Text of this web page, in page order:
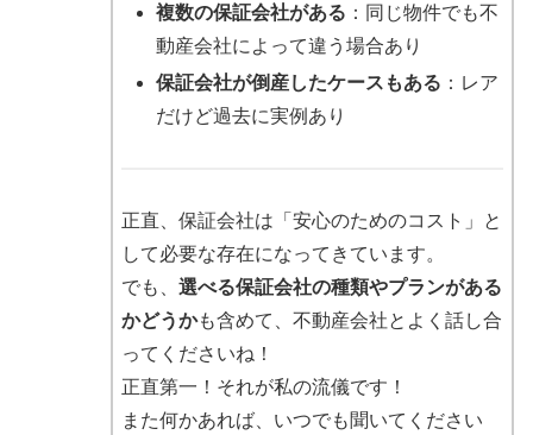
複数の保証会社がある ：同じ物件でも不
動産会社によって違う場合あり
保証会社が倒産したケースもある ：レア
だけど過去に実例あり
正直、保証会社は「安心のためのコスト」と
して必要な存在になってきています。
でも、 選べる保証会社の種類やプランがある
かどうかも含めて、不動産会社とよく話し合
ってくださいね！
正直第一！それが私の流儀です！
また何かあれば、いつでも聞いてください